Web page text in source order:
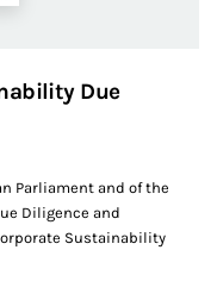
Due
Parliament and of the
Diligence and
Sustainability